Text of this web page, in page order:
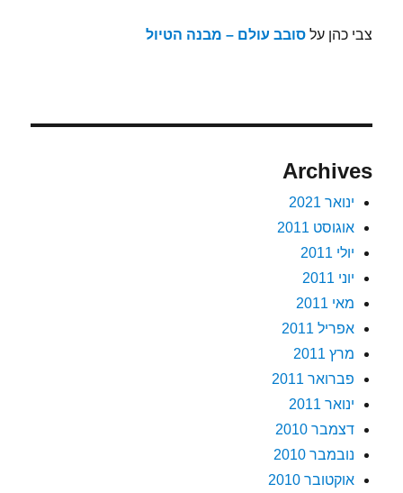
צבי כהן עלסובב עולם – מבנה הטיול
Archives
ינואר 2021
אוגוסט 2011
יולי 2011
יוני 2011
מאי 2011
אפריל 2011
מרץ 2011
פברואר 2011
ינואר 2011
דצמבר 2010
נובמבר 2010
אוקטובר 2010